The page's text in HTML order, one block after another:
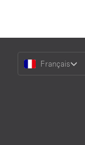
Language
Français